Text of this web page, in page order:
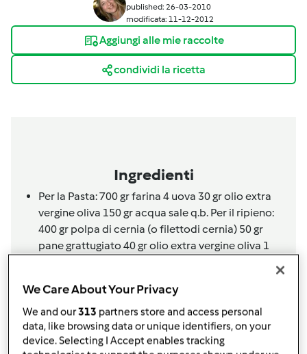
published: 26-03-2010
modificata: 11-12-2012
Aggiungi alle mie raccolte
condividi la ricetta
Ingredienti
Per la Pasta: 700 gr farina 4 uova 30 gr olio extra
vergine oliva 150 gr acqua sale q.b. Per il ripieno:
400 gr polpa di cernia (o filettodi cernia) 50 gr
pane grattugiato 40 gr olio extra vergine oliva 1
We Care About Your Privacy
We and our313 partners store and access personal
data, like browsing data or unique identifiers, on your
device. Selecting I Accept enables tracking